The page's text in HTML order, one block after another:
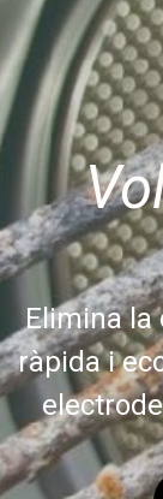
Elimina la
ràpida i